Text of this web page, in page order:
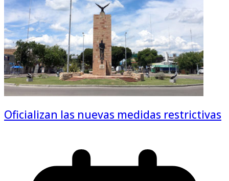
Oficializan las nuevas medidas restrictivas